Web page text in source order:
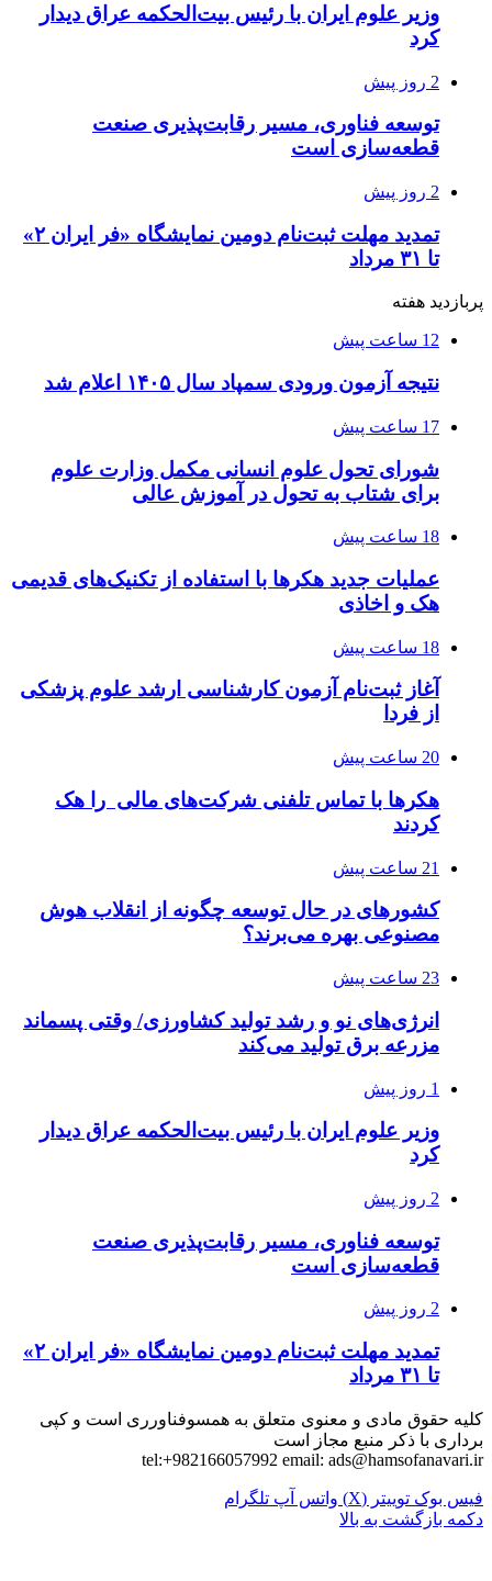
وزیر علوم ایران با رئیس بیت‌الحکمه عراق دیدار
کرد
2 روز پیش
توسعه فناوری، مسیر رقابت‌پذیری صنعت
قطعه‌سازی است
2 روز پیش
تمدید مهلت ثبت‌نام دومین نمایشگاه «فر ایران ۲»
تا ۳۱ مرداد
پربازدید هفته
12 ساعت پیش
نتیجه آزمون ورودی سمپاد سال ۱۴۰۵ اعلام شد
17 ساعت پیش
شورای تحول علوم انسانی مکمل وزارت علوم
برای شتاب به تحول در آموزش عالی
18 ساعت پیش
عملیات جدید هکرها با استفاده از تکنیک‌های قدیمی
هک و اخاذی
18 ساعت پیش
آغاز ثبت‌نام‌ آزمون کارشناسی ارشد علوم پزشکی
از فردا
20 ساعت پیش
هکرها با تماس تلفنی شرکت‌های مالی را هک
کردند
21 ساعت پیش
کشورهای در حال توسعه چگونه از انقلاب هوش
مصنوعی بهره می‌برند؟
23 ساعت پیش
انرژی‌های نو و رشد تولید کشاورزی/ وقتی پسماند
مزرعه‌ برق تولید می‌کند
1 روز پیش
وزیر علوم ایران با رئیس بیت‌الحکمه عراق دیدار
کرد
2 روز پیش
توسعه فناوری، مسیر رقابت‌پذیری صنعت
قطعه‌سازی است
2 روز پیش
تمدید مهلت ثبت‌نام دومین نمایشگاه «فر ایران ۲»
تا ۳۱ مرداد
کلیه حقوق مادی و معنوی متعلق به همسوفناورری است و کپی
برداری با ذکر منبع مجاز است
tel:+982166057992 email: ads@hamsofanavari.ir
فیس بوک توییتر (X) واتس آپ تلگرام
دکمه بازگشت به بالا